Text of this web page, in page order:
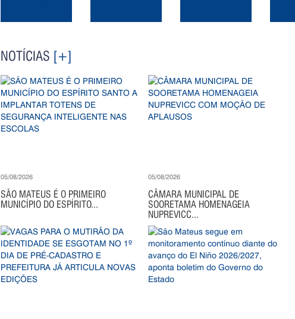
NOTÍCIAS [+]
05/08/2026
SÃO MATEUS É O PRIMEIRO
MUNICÍPIO DO ESPÍRITO...
05/08/2026
CÂMARA MUNICIPAL DE
SOORETAMA HOMENAGEIA
NUPREVICC...